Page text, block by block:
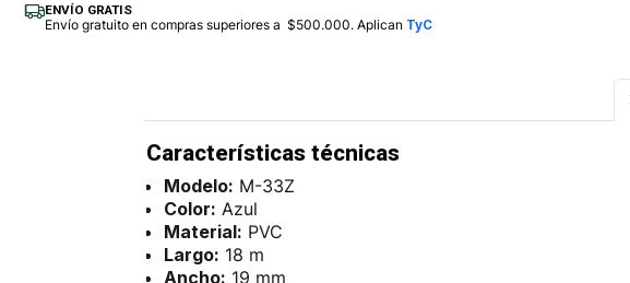
ENVÍO GRATIS
Envío gratuito en compras superiores a $500.000. Aplican TyC
Características técnicas
Modelo: M-33Z
Color: Azul
Material: PVC
Largo: 18 m
Ancho: 19 mm